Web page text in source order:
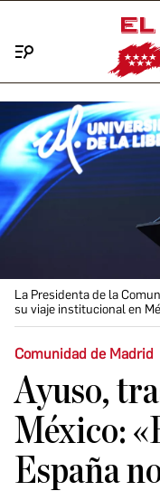
La Presidenta de la
su viaje institucional en
Comunidad de Madrid
Ayuso,
México:
España